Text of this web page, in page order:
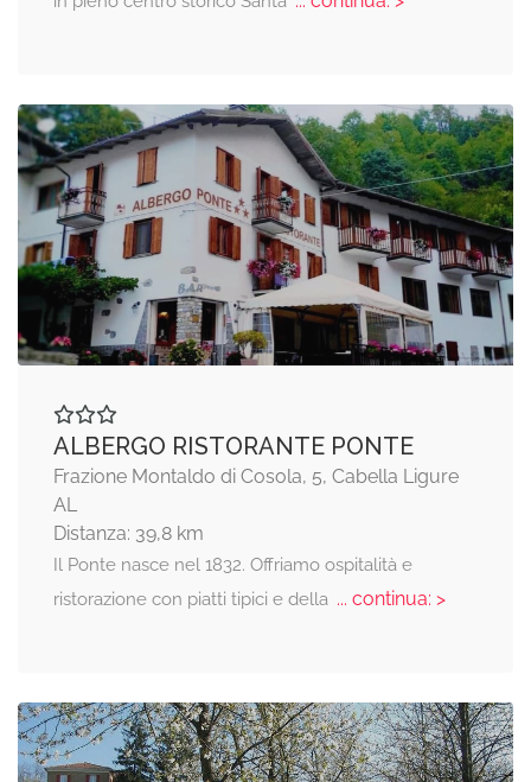
ALBERGO RISTORANTE PONTE
Frazione Montaldo di Cosola, 5, Cabella Ligure
AL
Distanza: 39,8 km
Il Ponte nasce nel 1832. Offriamo ospitalità e
ristorazione con piatti tipici e della... continua: >